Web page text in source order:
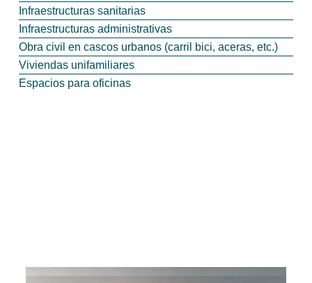
Infraestructuras sanitarias
Infraestructuras administrativas
Obra civil en cascos urbanos (carril bici, aceras, etc.)
Viviendas unifamiliares
Espacios para oficinas